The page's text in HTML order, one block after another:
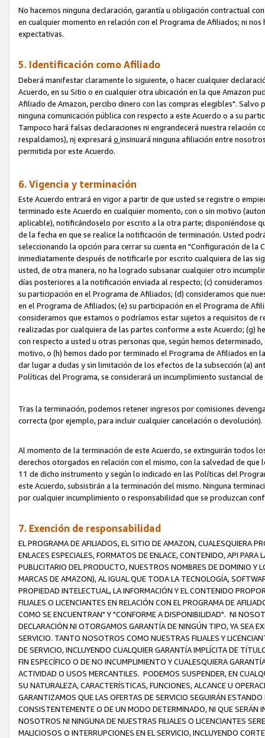
No hacemos ninguna declaración, garantía u obligación contractual
en cualquier momento en relación con el Programa de Afiliados; ni
expectativas.
5. Identificación como Afiliado
Deberá manifestar claramente lo siguiente, o hacer cualquier
Acuerdo, en su Sitio o en cualquier otra ubicación en la que Amazon
Afiliado de Amazon, percibo dinero con las compras elegibles". Salvo
ninguna comunicación pública con respecto a este Acuerdo o a su
Tampoco hará falsas declaraciones ni engrandecerá nuestra relación
respaldamos), ni expresará o insinuará ninguna afiliación entre
permitida por este Acuerdo.
6. Vigencia y terminación
Este Acuerdo entrará en vigor a partir de que usted se registre o
terminado este Acuerdo en cualquier momento, con o sin motivo
aplicable), notificándoselo por escrito a la otra parte; disponiéndose
de la fecha en que se realice la notificación de terminación. Usted
seleccionando la opción para cerrar su cuenta en "Configuración de
inmediatamente después de notificarle por escrito cualquiera de las
usted, de otra manera, no ha logrado subsanar cualquier otro
días posteriores a la notificación enviada al respecto; (c)
su participación en el Programa de Afiliados; (d) consideramos que
en el Programa de Afiliados; (e) su participación en el Programa de
consideramos que estamos o podríamos estar sujetos a requisitos de
realizadas por cualquiera de las partes conforme a este Acuerdo; (g)
con respecto a usted u otras personas que, según hemos
motivo, o (h) hemos dado por terminado el Programa de Afiliados en
dar lugar a dudas y sin limitación de los efectos de la subsección (a)
Políticas del Programa, se considerará un incumplimiento sustancial
Tras la terminación, podemos retener ingresos por comisiones
correcta (por ejemplo, para incluir cualquier cancelación o devolución).
Al momento de la terminación de este Acuerdo, se extinguirán todos
derechos otorgados en relación con el mismo, con la salvedad de
11 de dicho instrumento y según lo indicado en las Políticas del
este Acuerdo, subsistirán a la terminación del mismo. Ninguna
por cualquier incumplimiento o responsabilidad que se produzcan
7. Exención de responsabilidad
EL PROGRAMA DE AFILIADOS, EL SITIO DE AMAZON, CUALESQUIERA
ENLACES ESPECIALES, FORMATOS DE ENLACE, CONTENIDO, API
PUBLICITARIO DEL PRODUCTO, NUESTROS NOMBRES DE DOMINIO Y
MARCAS DE AMAZON), AL IGUAL QUE TODA LA TECNOLOGÍA,
PROPIEDAD INTELECTUAL, LA INFORMACIÓN Y EL CONTENIDO
FILIALES O LICENCIANTES EN RELACIÓN CON EL PROGRAMA DE
COMO SE ENCUENTRAN" Y "CONFORME A DISPONIBILIDAD". NI
DECLARACIÓN NI OTORGAMOS GARANTÍA DE NINGÚN TIPO, YA SEA
SERVICIO. TANTO NOSOTROS COMO NUESTRAS FILIALES Y
DE SERVICIO, INCLUYENDO CUALQUIER GARANTÍA IMPLÍCITA DE
FIN ESPECÍFICO O DE NO INCUMPLIMIENTO Y CUALESQUIERA
ACTIVIDAD O USOS MERCANTILES. PODEMOS SUSPENDER, EN
SU NATURALEZA, CARACTERÍSTICAS, FUNCIONES, ALCANCE U
GARANTIZAMOS QUE LAS OFERTAS DE SERVICIO SEGUIRÁN
CONSISTENTEMENTE O DE UN MODO DETERMINADO, NI QUE SERÁN
NOSOTROS NI NINGUNA DE NUESTRAS FILIALES O LICENCIANTES
MALICIOSOS O INTERRUPCIONES EN EL SERVICIO, INCLUYENDO